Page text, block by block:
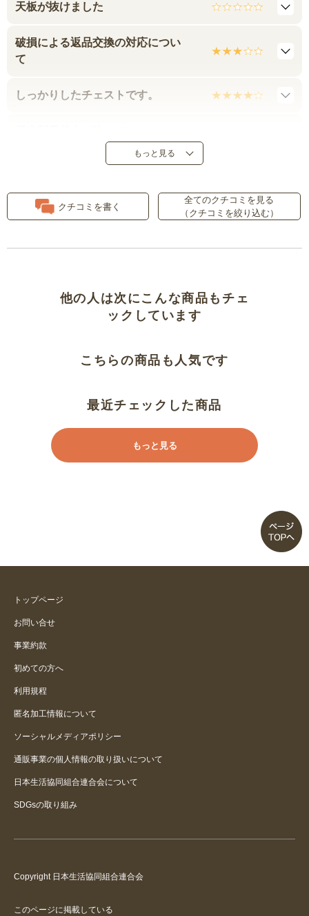
天板が抜けました
破損による返品交換の対応につい
て
しっかりしたチェストです。
レール付きの引き出しが軽くて良
もっと見る
クチコミを書く
全てのクチコミを見る
（クチコミを絞り込む）
他の人は次にこんな商品もチェ
ックしています
こちらの商品も人気です
最近チェックした商品
もっと見る
トップページ
お問い合せ
事業約款
初めての方へ
利用規程
匿名加工情報について
ソーシャルメディアポリシー
通販事業の個人情報の取り扱いについて
日本生活協同組合連合会について
SDGsの取り組み
Copyright 日本生活協同組合連合会
このページに掲載している